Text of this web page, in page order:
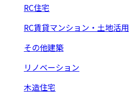
RC住宅
RC賃貸マンション・土地活用
その他建築
リノベーション
木造住宅